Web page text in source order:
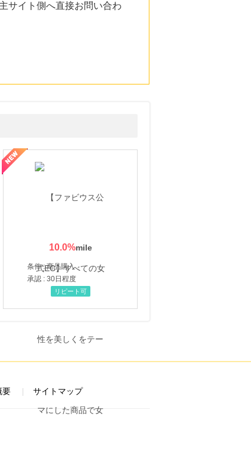
サイト側へ直接お問い合わ
10.0%
条件 : 商品購入
承認 : 30日程度
リピート可
要 サイトマップ